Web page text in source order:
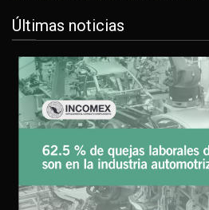
Últimas noticias